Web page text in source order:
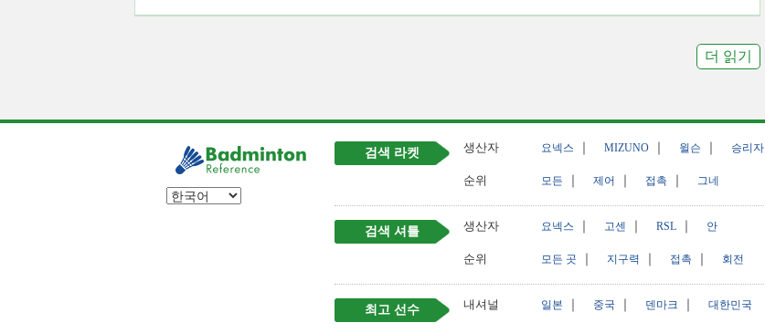
더 읽기
검색 라켓 생산자 요넥스 MIZUNO 윌슨 승리자
순위 모든 제어 접촉 그네
검색 셔틀 생산자 요넥스 고센 RSL 안
순위 모든 곳 지구력 접촉 회전
최고 선수 내셔널 일본 중국 덴마크 대한민국